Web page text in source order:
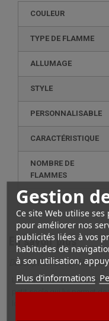
Gestion
Ce site Web utilise
pour améliorer nos
publicités liées à vos
habitudes de
à son utilisation,
Plus d'informations
COULEUR
TYPE DE FLAMME
ALLUMAGE
STYLE
PERSONNALISABLE
CARACTÉRISTIQUE
NOMBRE DE
FLAMMES
RECHARGE
En savoir plus
Description complète
Le briquet tempête à gaz
petit socle qui lui permet
lorsqu'il est placé au centre